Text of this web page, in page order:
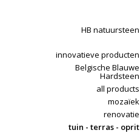
HB natuursteen
innovatieve producten
Belgische Blauwe
Hardsteen
all products
mozaïek
renovatie
tuin - terras - oprit